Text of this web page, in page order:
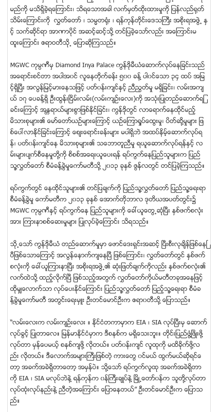
မည္ကို မသိရွိခဲ့ရေၾကာင္း၊ သိရေသာအခါ လက္မွတ္ထိုးထားမႈကို ျပန္လည္႐ုတ္
သိမ္းေၾကာင္းကို လႊတ္ေတာ္ ၊ သမၼတ႐ံုး ၊ ရန္ကုန္တိုင္းေဒသႀကီး အစိုးရအဖြဲ႕ ႏွ
င့္ သက္ဆိုင္ရာ အာဏာပိုင္ အဆင့္ဆင့္သို႔ တင္ျပခဲ့ေသာ္လည္း အေၾကာင္းမ
ထူးေၾကာင္း ဧရာဝတီသို႕ ေျပာဆိုၾကသည္။
MGWC ကုမၸဏီမွ Diamond Inya Palace ကြန္ဒိုမီယံေဆာက္လုပ္ေနျခင္းသည္
အေရာင္းစင္တာ အပါအ၀င္ လူေနတိုက္ခန္း ၅၀၀ ခန္႔ ပါ၀င္ေသာ ၃၄ ထပ္ အျမ
င့္ရွိၿပီး အလြန္ျမင့္မားေနသျဖင့္ ပတ္၀န္းက်င္ႏွင့္ ညီညြတ္မႈ မရွိျခင္း၊ လမ္းအက်
ယ္ ၁၇ ေပခန္႔ရွိ ဦးထြန္းၿငိမ္းလမ္း(လမ္းက်ဥ္းေလး)ကို အသံုးျပဳတည္ေဆာက္ရျ
ခင္းေၾကာင့္ အႏၱရာယ္မ်ားစြာျဖစ္ႏုိင္ျခင္း၊ ကြန္ဒိုတြင္ လာေရာက္ေနထိုင္မည့္
မိသားစုမ်ား၏ ေမာ္ေတာ္ယဥ္မ်ားေၾကာင့္ ယဥ္ေၾကာ႐ႈပ္ေထြးမႈ၊ ပိတ္ဆို႔မႈမ်ား ျဖ
စ္ေပၚလာႏုိင္ျခင္းေၾကာင့္ ေစ်းေရာင္းခန္းမ်ား မပါရွိဘဲ အထပ္နိမ့္ေဆာက္လုပ္ရ
န္၊ ပတ္၀န္းက်င္ေန မိသားစုမ်ား၏ သေဘာတူညီမႈ ရယူေဆာက္လုပ္ရန္ႏွင့္ လ
မ္းမ်ားပ်က္စီေနမႈတို႔ကို စိစစ္အေရးယူေပးရန္ ရပ္ကြက္ေနျပည္သူမ်ားက ျပည္
သူ႔လႊတ္ေတာ္ စီမံခန္႔ခြဲမႈေကာ္မတီသို႔ ၂၀၁၃ ခုႏွစ္ ဇြန္လတြင္ တင္ျပခဲ့ၾကသည္။
ရပ္ကြက္တြင္ ေနထိုင္သူမ်ား၏ တင္ျပခ်က္ကို ျပည္သူ႔လႊတ္ေတာ္ ျပည္သူ႔ေရးရာ
စီမံခန္႔ခြဲမႈ ေကာ္မတီက ၂၀၁၃ ခုႏွစ္ ေအာက္တိုဘာလ ဒုတိယအပတ္တြင္း၌
MGWC ကုမၸဏီႏွင့္ ရပ္ကြက္ေန ျပည္သူမ်ားကို ေခၚယူေတြ႕ဆံုၿပီး ႏွစ္ဖက္စလံုး
အား ၾကားနာစစ္ေဆးမႈမ်ား ျပဳလုပ္ခဲ့ေၾကာင္း သိရသည္။
သို႕ေသာ္ ကြန္ဒိုမီယံ တည္ေဆာက္မႈမွာ ေဖာင္ေဒးရွင္းအဆင့္ ၿပီးစီးလုခ်ိန္ျဖစ္ေနၿ
ပီျဖစ္ေသာေၾကာင့္ အလြန္ေနာက္က်ေနၿပီ ျဖစ္ေၾကာင္း၊ လႊတ္ေတာ္တြင္ ႏွစ္ဖက္
စလံုးကို ေခၚယူၾကားနာၿပီး အစိုးရအဖြဲ႕၏ ဆံုးျဖတ္ခ်က္ကိုလည္း ႏွစ္ဖက္စလံုး၏
လက္ထဲသို႔ ထည့္လိုက္ၿပီ ျဖစ္သည့္အတြက္ လႊတ္ေတာ္ကိုယ္မတီတခုအေနျဖင့္
ထိုမွ်ေလာက္သာ လုပ္ေပးႏုိင္ေၾကာင္း ျပည္သူ႔လႊတ္ေတာ္ ျပည့္သူ႔ေရးရာ စီမံခ
န္႔ခြဲမႈေကာ္မတီ အတြင္းေရးမွဴး ဦးတင္ေမာင္ဦးက ဧရာ၀တီသို႔ ေျပာသည္။
“လမ္းေလးက လမ္းက်ဥ္းေလး ။ ႏိုင္ငံတကာမွာက EIA ၊ SIA လုပ္ၿပီးမွ ေဆာက္
လုပ္ခြင့္ ျပဳတာေလ။ ျမန္မာႏုိင္ငံမွာက ဒီစနစ္က မရွိေသးဘူး။ တိုင္းျပည္ဖြံ႔ၿဖိဳးဖို႔
လုပ္တာ မွန္ေပမယ့္ စနစ္က်ဖို႔ လိုတယ္။ ပတ္၀န္းက်င္ လူထုကို မထိခိုက္ဖို႔လ
ည္း လိုတယ္။ ဒီေလာက္အမ်ားႀကီးျဖစ္တဲ့ ကားေတြ ၀င္မယ္ ထြက္မယ္ဆိုရင္ေ
တာ့ အခက္အခဲရွိတာေတာ့ အမွန္ပဲ။ သို႔ေသာ္ ရပ္ကြက္လူထု အခက္အခဲရွိတာ
ကို EIA ၊ SIA မလုပ္ဘဲနဲ႔ ရန္ကုန္က ၀န္ႀကီးခ်ဳပ္နဲ႔ ၿမိဳ႕ေတာ္၀န္က သူတို႔လုပ္တာ
လုပ္ထံုးလုပ္နည္းနဲ႔ ညီတဲ့အေၾကာင္း ေျပာေနတယ္” ဦးတင္ေမာင္ဦးက ေျပာသ
ည္။